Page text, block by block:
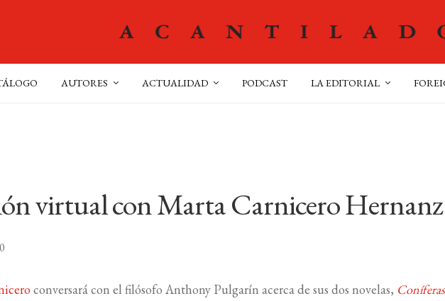
AUTORES ACTUALIDAD PODCAST LA EDITORIAL
virtual con Marta Carnicero Hernanz
conversará con el filósofo Anthony Pulgarín acerca de sus dos novelas, Coníferas